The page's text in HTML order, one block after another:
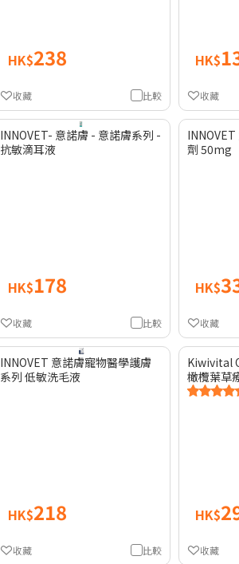
HK$238
比較
收藏
HK$
收藏
INNOVET- 意諾膚 - 意諾膚系列 -
抗敏滴耳液
HK$178
比較
收藏
劑 50mg
HK$
收藏
INNOVET 意諾膚寵物醫學護膚
系列 低敏洗毛液
HK$218
比較
收藏
Kiwivital
橄欖葉草
HK$
收藏